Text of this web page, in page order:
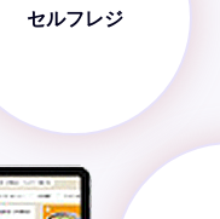
セルフレジ